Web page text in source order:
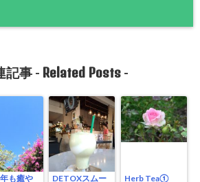
記事 - Related Posts-
も癒や DETOXスムー Herb Tea①